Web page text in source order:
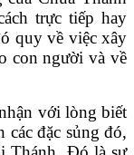
trực tiếp hay
quy về việc xây
con người và về
với lòng biết
đặc sủng đó,